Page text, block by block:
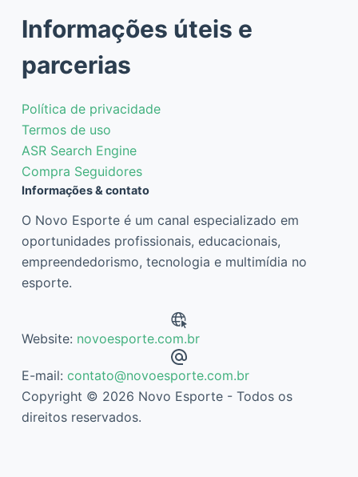
Informações úteis e
parcerias
Política de privacidade
Termos de uso
ASR Search Engine
Compra Seguidores
Informações & contato
O Novo Esporte é um canal especializado em
oportunidades profissionais, educacionais,
empreendedorismo, tecnologia e multimídia no
esporte.
Website: novoesporte.com.br
E-mail: contato@novoesporte.com.br
Copyright © 2026 Novo Esporte - Todos os
direitos reservados.